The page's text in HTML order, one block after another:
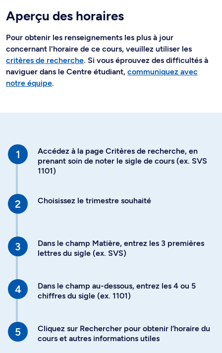
Aperçu des horaires
Pour obtenir les renseignements les plus à jour
concernant l'horaire de ce cours, veuillez utiliser les
critères de recherche. Si vous éprouvez des difficultés à
naviguer dans le Centre étudiant, communiquez avec
notre équipe.
Accédez à la page Critères de recherche, en
prenant soin de noter le sigle de cours (ex. SVS
1101)
Choisissez le trimestre souhaité
Dans le champ Matière, entrez les 3 premières
lettres du sigle (ex. SVS)
Dans le champ au-dessous, entrez les 4 ou 5
chiffres du sigle (ex. 1101)
Cliquez sur Rechercher pour obtenir l’horaire du
cours et autres informations utiles